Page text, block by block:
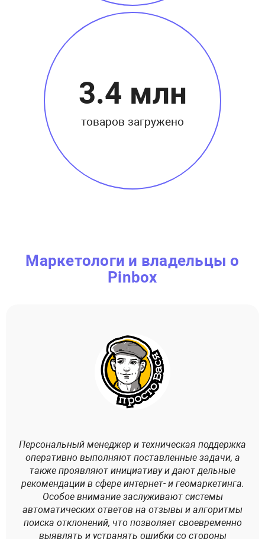
3.4 млн
товаров загружено
Маркетологи и владельцы о
Pinbox
Персональный менеджер и техническая поддержка
оперативно выполняют поставленные задачи, а
также проявляют инициативу и дают дельные
рекомендации в сфере интернет- и геомаркетинга.
Особое внимание заслуживают системы
автоматических ответов на отзывы и алгоритмы
поиска отклонений, что позволяет своевременно
выявлять и устранять ошибки со стороны